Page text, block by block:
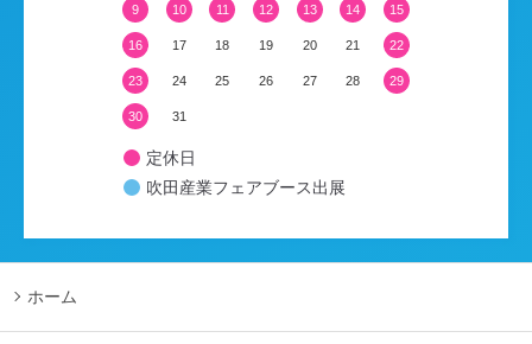
9 10 11 12 13 14 15
16 17 18 19 20 21 22
23 24 25 26 27 28 29
30 31
定休日
吹田産業フェアブース出展
ホーム